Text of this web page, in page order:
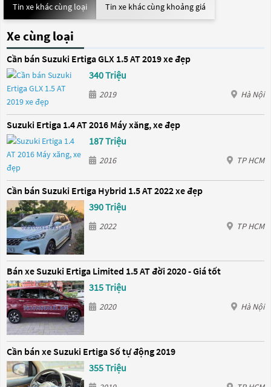
Tin xe khác cùng loại Tin xe khác cùng khoảng giá
Xe cùng loại
Cần bán Suzuki Ertiga GLX 1.5 AT 2019 xe đẹp
340 Triệu
2019 Hà Nội
Suzuki Ertiga 1.4 AT 2016 Máy xăng, xe đẹp
187 Triệu
2016 TP HCM
Cần bán Suzuki Ertiga Hybrid 1.5 AT 2022 xe đẹp
390 Triệu
2022 TP HCM
Bán xe Suzuki Ertiga Limited 1.5 AT đời 2020 - Giá tốt
315 Triệu
2020 Hà Nội
Cần bán xe Suzuki Ertiga Số tự động 2019
355 Triệu